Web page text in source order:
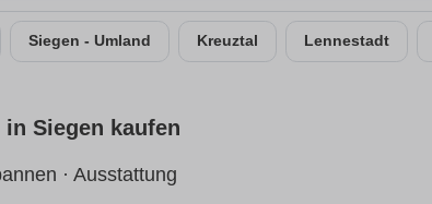
Siegen - Umland Kreuztal Lennestadt
Siegen kaufen
· Ausstattung